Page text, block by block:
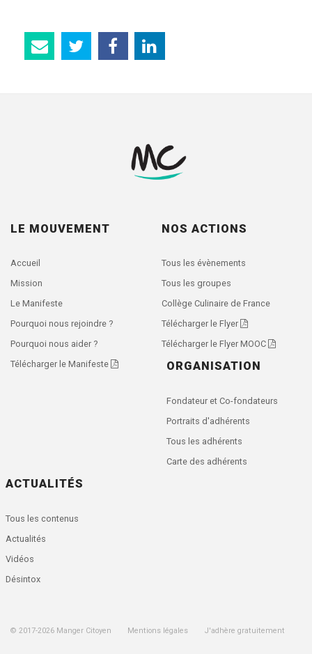
LE MOUVEMENT
Accueil
Mission
Le Manifeste
Pourquoi nous rejoindre ?
Pourquoi nous aider ?
Télécharger le Manifeste
NOS ACTIONS
Tous les évènements
Tous les groupes
Collège Culinaire de France
Télécharger le Flyer
Télécharger le Flyer MOOC
ORGANISATION
Fondateur et Co-fondateurs
Portraits d'adhérents
Tous les adhérents
Carte des adhérents
ACTUALITÉS
Tous les contenus
Actualités
Vidéos
Désintox
© 2017-2026 Manger Citoyen Mentions légales J'adhère gratuitement